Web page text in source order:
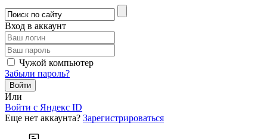
Вход в аккаунт
Чужой компьютер
Забыли пароль?
Или
Войти c Яндекс ID
Еще нет аккаунта? Зарегистрироваться